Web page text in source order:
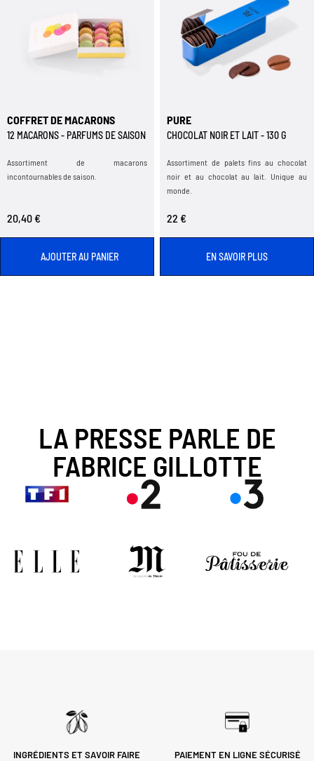
COFFRET DE MACARONS
12 MACARONS - PARFUMS DE SAISON
Assortiment de macarons
incontournables de saison.
20,40 €
AJOUTER AU PANIER
PURE
CHOCOLAT NOIR ET LAIT - 130 G
Assortiment de palets fins au chocolat
noir et au chocolat au lait. Unique au
monde.
22 €
EN SAVOIR PLUS
LA PRESSE PARLE DE
FABRICE GILLOTTE
INGRÉDIENTS ET SAVOIR FAIRE
PAIEMENT EN LIGNE SÉCURISÉ